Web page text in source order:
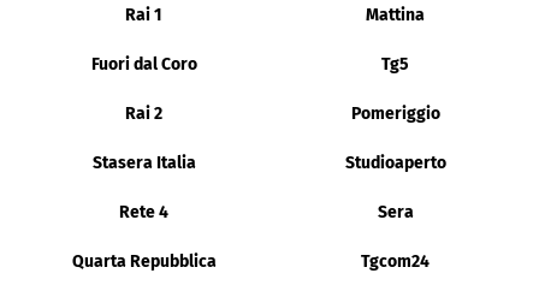
Rai 1 Mattina
Fuori dal Coro Tg5
Rai 2 Pomeriggio
Stasera Italia Studioaperto
Rete 4 Sera
Quarta Repubblica Tgcom24